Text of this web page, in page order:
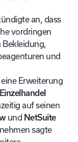
an, dass
vordringen
Bekleidung,
und
Erweiterung
auf seinen
und NetSuite
sagte